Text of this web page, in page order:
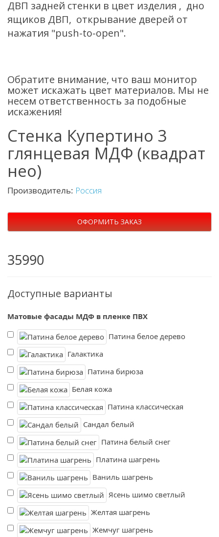
ДВП задней стенки в цвет изделия , дно
ящиков ДВП, открывание дверей от
нажатия "push-to-open".
Обратите внимание, что ваш монитор
может искажать цвет материалов. Мы не
несем ответственность за подобные
искажения!
Стенка Купертино 3
глянцевая МДФ (квадрат
нео)
Производитель: Россия
ОФОРМИТЬ ЗАКАЗ
35990
Доступные варианты
Матовые фасады МДФ в пленке ПВХ
Патина белое дерево
Галактика
Патина бирюза
Белая кожа
Патина классическая
Сандал белый
Патина белый снег
Платина шагрень
Ваниль шагрень
Ясень шимо светлый
Желтая шагрень
Жемчуг шагрень